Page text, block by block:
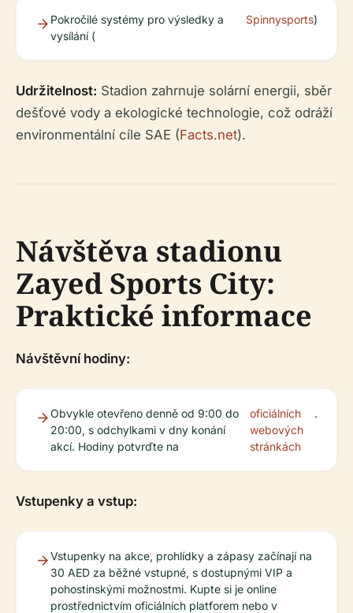
Pokročilé systémy pro výsledky a
vysílání (
Spinnysports)
Udržitelnost: Stadion zahrnuje solární energii, sběr
dešťové vody a ekologické technologie, což odráží
environmentální cíle SAE (Facts.net).
Návštěva stadionu
Zayed Sports City:
Praktické informace
Návštěvní hodiny:
Obvykle otevřeno denně od 9:00 do
20:00, s odchylkami v dny konání
akcí. Hodiny potvrďte na
oficiálních
webových
stránkách
.
Vstupenky a vstup:
Vstupenky na akce, prohlídky a zápasy začínají na
30 AED za běžné vstupné, s dostupnými VIP a
pohostinskými možnostmi. Kupte si je online
prostřednictvím oficiálních platforem nebo v